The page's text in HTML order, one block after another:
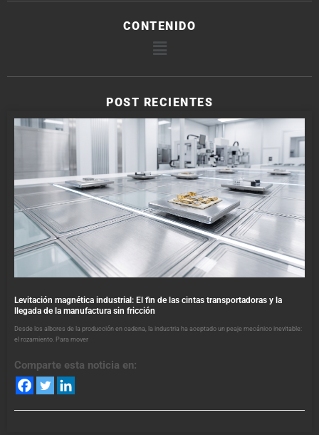
CONTENIDO
POST RECIENTES
Levitación magnética industrial: El fin de las cintas transportadoras y la
llegada de la manufactura sin fricción
Desde los albores de la producción en cadena, la industria ha aceptado un peaje mecánico inevitable:
el rozamiento. Para mover
Comparte esta noticia en: